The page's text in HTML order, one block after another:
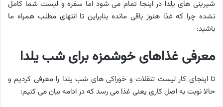
شیرینی های یلدا در اینجا تمام می شود اما سفره و لیست شما کامل
نشده چرا که غذا هنوز باقی مانده بنابراین تا انتهای مطلب همراه ما
باشید:
معرفی غذاهای خوشمزه برای شب یلدا
تا اینجای کار لیست تنقلات و خوراکی‌ های شب یلدا را معرفی کردیم و
حالا نوبت به اصل کاری یعنی غذا می رسد که در ادامه بیان می کنیم: